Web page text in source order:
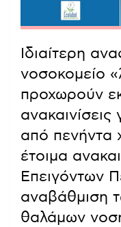
Ιδιαίτερη
νοσοκομείο
προχωρούν
από πενήντα
έτοιμα
Επειγόντων
αναβάθμιση
θαλάμων